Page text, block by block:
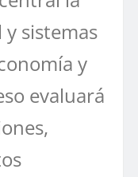
sistemas
y
evaluará